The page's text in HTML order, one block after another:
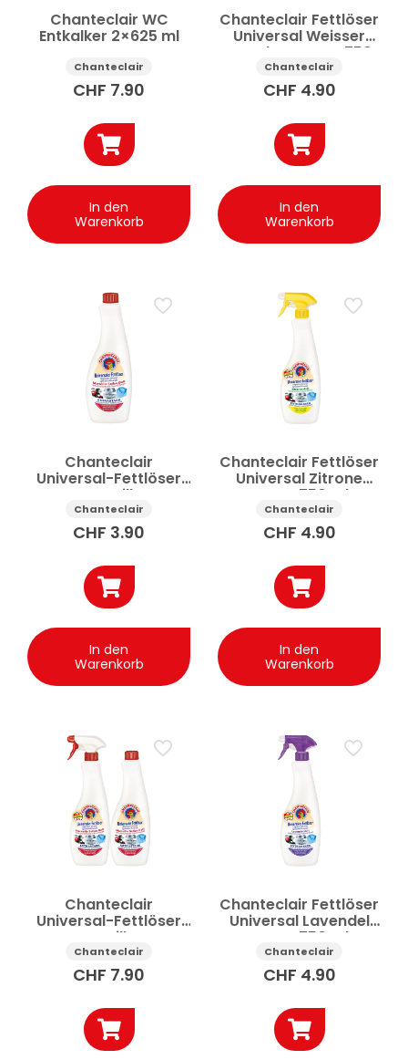
Chanteclair WC
Entkalker 2×625 ml
Chanteclair
CHF 7.90
In den
Warenkorb
Chanteclair Fettlöser
Universal Weisser
Moschus Spray 750
ml
Chanteclair
CHF 4.90
In den
Warenkorb
Chanteclair
Universal-Fettlöser
Marseille
Nachfüllpackung 750
ml
Chanteclair
CHF 3.90
In den
Warenkorb
Chanteclair Fettlöser
Universal Zitrone
Spray 750 ml
Chanteclair
CHF 4.90
In den
Warenkorb
Chanteclair
Universal-Fettlöser
Marseille +
Nachfüllpackung 2 x
750 ml
Chanteclair
CHF 7.90
Chanteclair Fettlöser
Universal Lavendel
Spray 750 ml
Chanteclair
CHF 4.90